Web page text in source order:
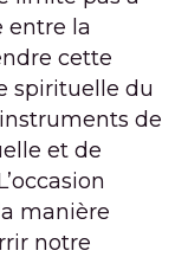
entre la
cette
spirituelle du
de
et de
manière
notre